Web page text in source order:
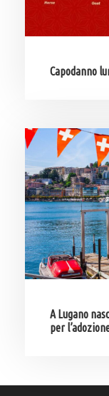
Capodanno
A Lugano
per